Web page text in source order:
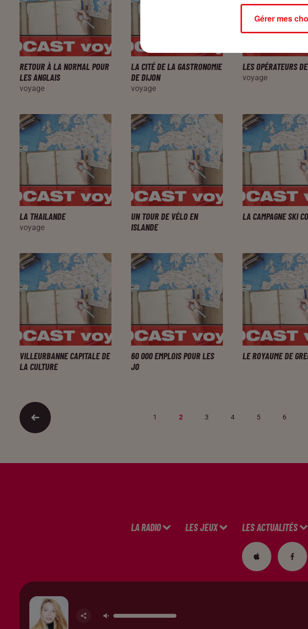
RETOUR À LA NORMAL POUR
LES ANGLAIS
voyage
LA CITÉ DE LA GASTRONOMIE
DE DIJON
voyage
LES OPÉRATEURS
voyage
LA THAILANDE
voyage
UN TOUR DE VÉLO EN
ISLANDE
LA CAMPAGNE SKI
VILLEURBANNE CAPITALE DE
LA CULTURE
60 000 EMPLOIS POUR LES
JO
LE ROYAUME DE
1 2 3 4 5 6
LA RADIO LES JEUX LES ACTUALITÉS
Gérer mes